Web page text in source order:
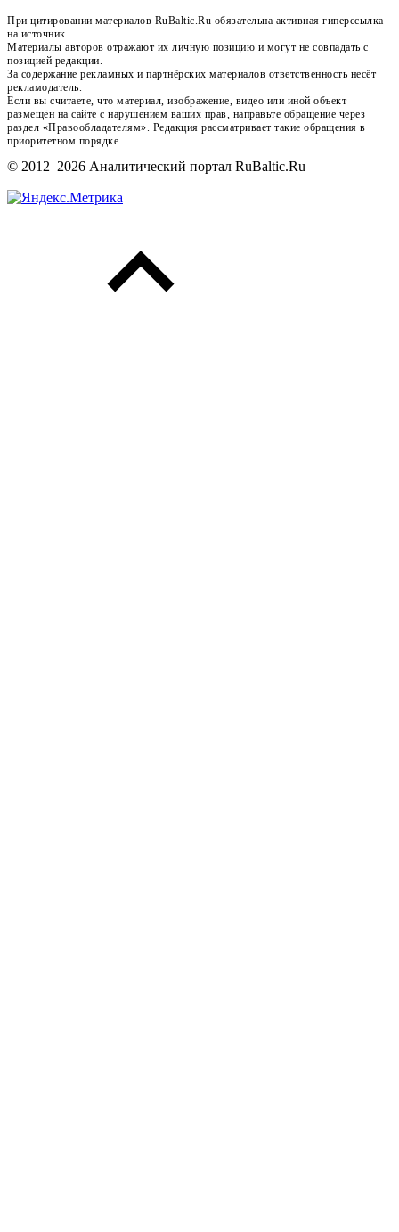
При цитировании материалов RuBaltic.Ru обязательна активная гиперссылка
на источник.
Материалы авторов отражают их личную позицию и могут не совпадать с
позицией редакции.
За содержание рекламных и партнёрских материалов ответственность несёт
рекламодатель.
Если вы считаете, что материал, изображение, видео или иной объект
размещён на сайте с нарушением ваших прав, направьте обращение через
раздел «Правообладателям». Редакция рассматривает такие обращения в
приоритетном порядке.
© 2012–2026 Аналитический портал RuBaltic.Ru